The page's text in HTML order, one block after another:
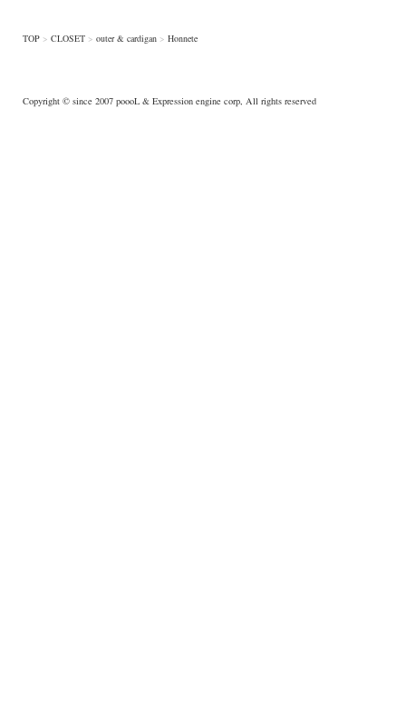
TOP > CLOSET > outer & cardigan > Honnete
Copyright © since 2007 poooL & Expression engine corp, All rights reserved